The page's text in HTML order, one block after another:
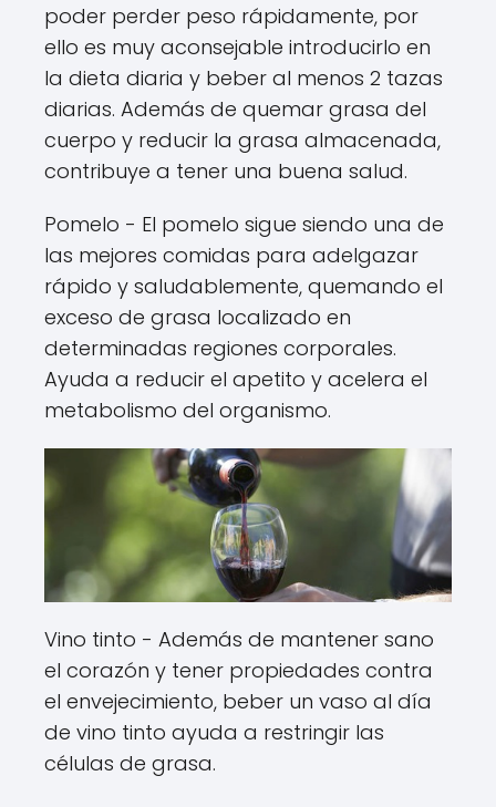
poder perder peso rápidamente, por
ello es muy aconsejable introducirlo en
la dieta diaria y beber al menos 2 tazas
diarias. Además de quemar grasa del
cuerpo y reducir la grasa almacenada,
contribuye a tener una buena salud.
Pomelo - El pomelo sigue siendo una de
las mejores comidas para adelgazar
rápido y saludablemente, quemando el
exceso de grasa localizado en
determinadas regiones corporales.
Ayuda a reducir el apetito y acelera el
metabolismo del organismo.
Vino tinto - Además de mantener sano
el corazón y tener propiedades contra
el envejecimiento, beber un vaso al día
de vino tinto ayuda a restringir las
células de grasa.